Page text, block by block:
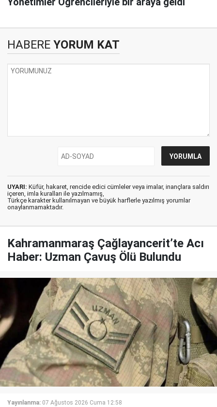
HABERE YORUM KAT
UYARI: Küfür, hakaret, rencide edici cümleler veya imalar, inançlara saldırı
içeren, imla kuralları ile yazılmamış,
Türkçe karakter kullanılmayan ve büyük harflerle yazılmış yorumlar
onaylanmamaktadır.
Kahramanmaraş Çağlayancerit’te Acı
Haber: Uzman Çavuş Ölü Bulundu
Yayınlanma: 07 Ağustos 2026 Cuma 12:58